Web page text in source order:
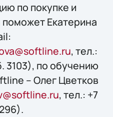
по покупке и
Екатерина
, тел.:
3103), по обучению
– Олег Цветков
, тел.: +7